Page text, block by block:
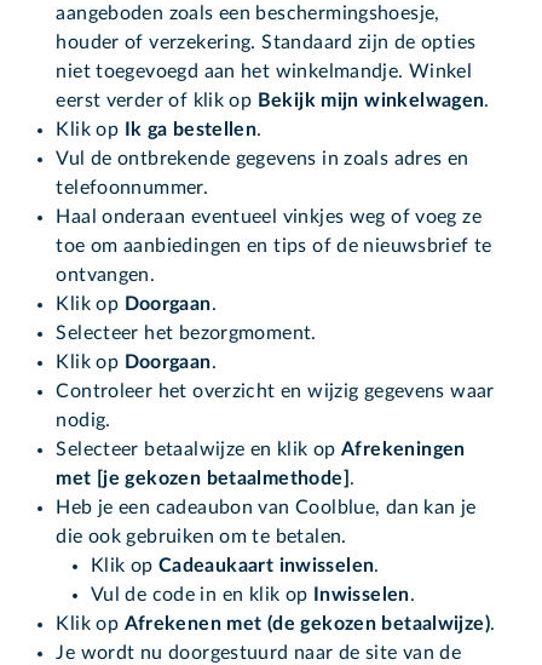
aangeboden zoals een beschermingshoesje,
houder of verzekering. Standaard zijn de opties
niet toegevoegd aan het winkelmandje. Winkel
eerst verder of klik op Bekijk mijn winkelwagen.
Klik op
Ik ga bestellen.
Vul de ontbrekende gegevens in zoals adres en
telefoonnummer.
Haal onderaan eventueel vinkjes weg of voeg ze
toe om aanbiedingen en tips of de nieuwsbrief te
ontvangen.
Klik op Doorgaan.
Selecteer het bezorgmoment.
Klik op Doorgaan.
Controleer het overzicht en wijzig gegevens waar
nodig.
Selecteer betaalwijze en klik opAfrekeningen
met [je gekozen betaalmethode] .
Heb je een cadeaubon van Coolblue, dan kan je
die ook gebruiken om te betalen.
Klik op Cadeaukaart inwisselen.
Vul de code in en klik op
Inwisselen.
Klik op Afrekenen met (de gekozen betaalwijze).
Je wordt nu doorgestuurd naar de site van de